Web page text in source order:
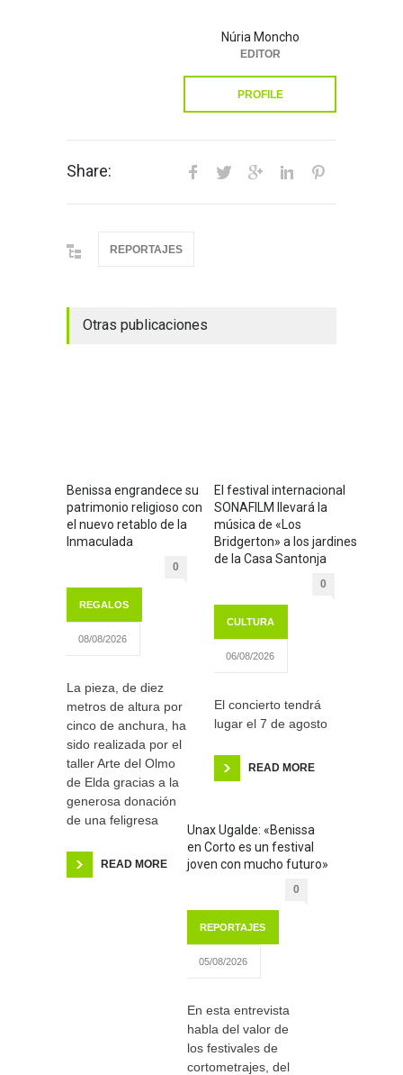
Núria Moncho
EDITOR
PROFILE
Share:
REPORTAJES
Otras publicaciones
Benissa engrandece su
patrimonio religioso con
el nuevo retablo de la
Inmaculada
0
REGALOS
08/08/2026
La pieza, de diez
metros de altura por
cinco de anchura, ha
sido realizada por el
taller Arte del Olmo
de Elda gracias a la
generosa donación
de una feligresa
READ MORE
El festival internacional
SONAFILM llevará la
música de «Los
Bridgerton» a los jardines
de la Casa Santonja
0
CULTURA
06/08/2026
El concierto tendrá
lugar el 7 de agosto
READ MORE
Unax Ugalde: «Benissa
en Corto es un festival
joven con mucho futuro»
0
REPORTAJES
05/08/2026
En esta entrevista
habla del valor de
los festivales de
cortometrajes, del